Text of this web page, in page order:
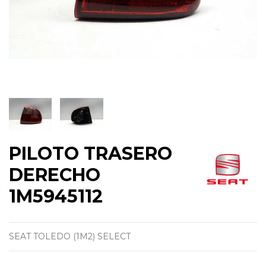
PILOTO TRASERO
DERECHO
1M5945112
SEAT TOLEDO (1M2) SELECT